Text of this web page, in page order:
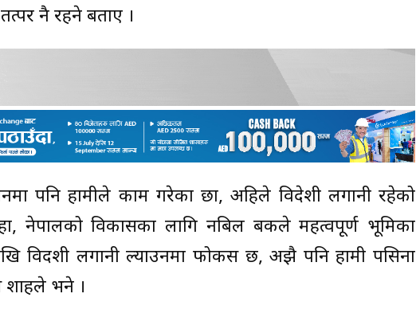
नै रहने बताए ।
पनि हामीले काम गरेका छौं, अहिले विदेशी लगानी रहेको
नेपालको विकासका लागि नबिल बैंकले महत्वपूर्ण भूमिका
लगानी ल्याउनमा फोकस छ, अझै पनि हामी पसिना
शाहले भने ।